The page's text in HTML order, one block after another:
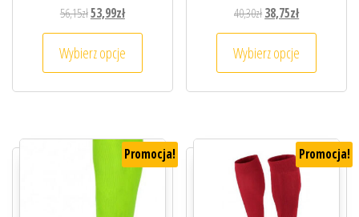
56,15złPierwotna cena wynosiła: 56,15zł.
53,99złAktualna cena wynosi: 53,99zł.
Wybierz opcje
Ten produkt ma wiele wariantów. Opcje
40,30złPierwotna cena
38,75złAktualna cena
Wybierz opcje
Ten
Promocja! Promocja!